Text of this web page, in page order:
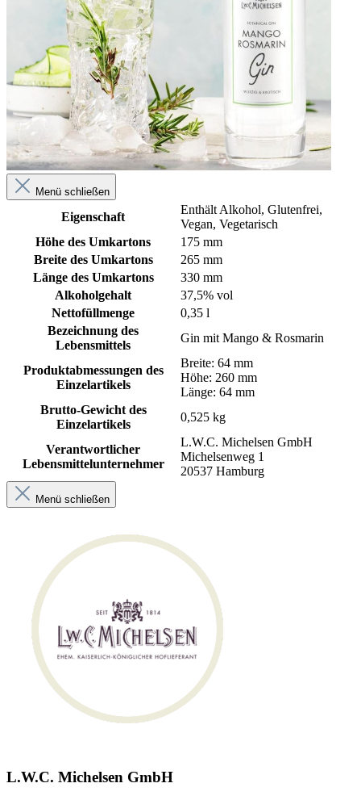
Menü schließen
Eigenschaft
Enthält Alkohol, Glutenfrei,
Vegan, Vegetarisch
Höhe des Umkartons
175 mm
Breite des Umkartons
265 mm
Länge des Umkartons
330 mm
Alkoholgehalt
37,5% vol
Nettofüllmenge
0,35 l
Bezeichnung des
Lebensmittels
Gin mit Mango & Rosmarin
Produktabmessungen des
Einzelartikels
Breite: 64 mm
Höhe: 260 mm
Länge: 64 mm
Brutto-Gewicht des
Einzelartikels
0,525 kg
Verantwortlicher
Lebensmittelunternehmer
L.W.C. Michelsen GmbH
Michelsenweg 1
20537 Hamburg
Menü schließen
L.W.C. Michelsen GmbH